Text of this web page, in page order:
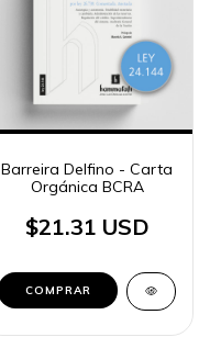
Barreira Delfino - Carta
Orgánica BCRA
$21.31 USD
COMPRAR